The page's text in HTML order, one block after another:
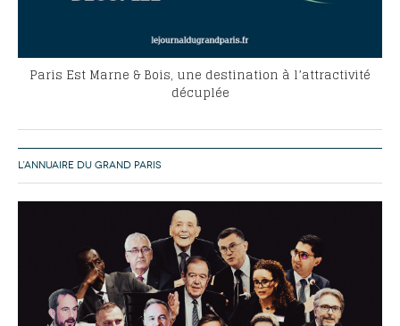
Paris Est Marne & Bois, une destination à l’attractivité
décuplée
L’ANNUAIRE DU GRAND PARIS